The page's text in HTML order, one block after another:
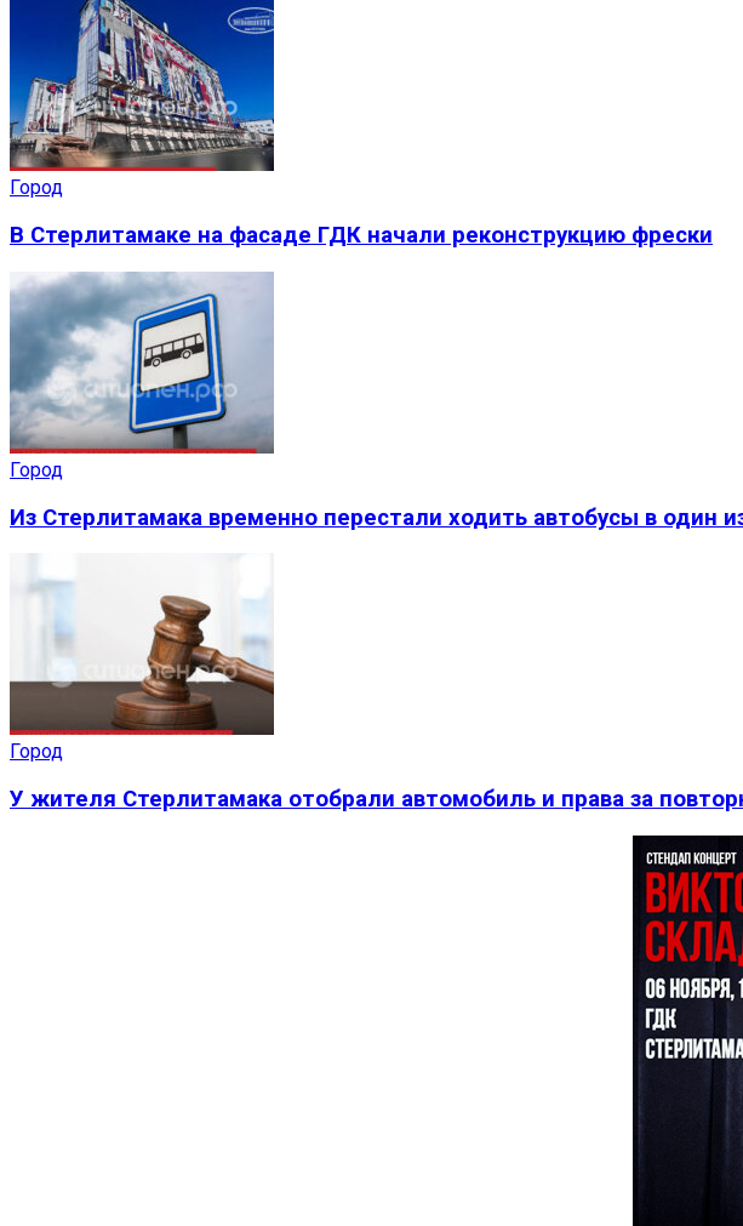
Город
В Стерлитамаке на фасаде ГДК начали реконструкцию фрески
Город
Из Стерлитамака временно перестали ходить автобусы в один
Город
У жителя Стерлитамака отобрали автомобиль и права за